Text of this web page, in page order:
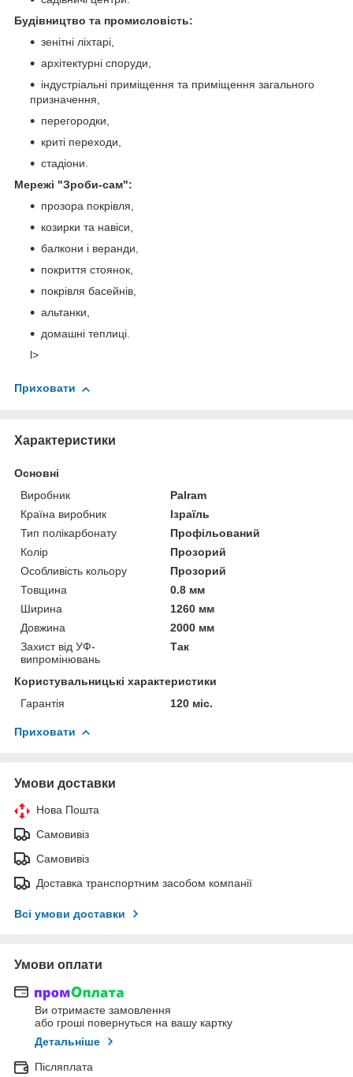
Будівництво та промисловість:
зенітні ліхтарі,
архітектурні споруди,
індустріальні приміщення та приміщення загального
призначення,
перегородки,
криті переходи,
стадіони.
Мережі "Зроби-cам":
прозора покрівля,
козирки та навіси,
балкони і веранди,
покриття стоянок,
покрівля басейнів,
альтанки,
домашні теплиці.
l>
Приховати
Характеристики
Основні
Виробник
Palram
Країна виробник
Ізраїль
Тип полікарбонату
Профільований
Колір
Прозорий
Особливість кольору
Прозорий
Товщина
0.8 мм
Ширина
1260 мм
Довжина
2000 мм
Захист від УФ-
випромінювань
Так
Користувальницькі характеристики
Гарантія
120 міс.
Приховати
Умови доставки
Нова Пошта
Самовивіз
Самовивіз
Доставка транспортним засобом компанії
Всі умови доставки
Умови оплати
Ви отримаєте замовлення
або гроші повернуться на вашу картку
Детальніше
Післяплата